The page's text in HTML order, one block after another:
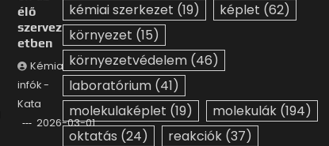
élő
szervez
etben
Kémia
infók -
Kata
2026-03-01
kémiai szerkezet (19) képlet (62)
környezet (15)
környezetvédelem (46)
laboratórium (41)
molekulaképlet (19) molekulák (194)
oktatás (24) reakciók (37)